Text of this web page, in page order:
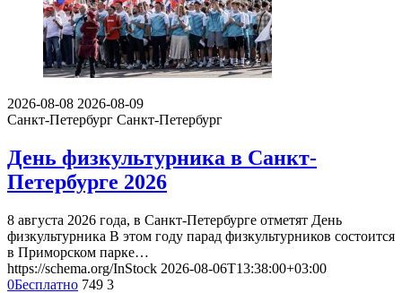
2026-08-08 2026-08-09
Санкт-Петербург Санкт-Петербург
День физкультурника в Санкт-
Петербурге 2026
8 августа 2026 года, в Санкт-Петербурге отметят День
физкультурника В этом году парад физкультурников состоится
в Приморском парке…
https://schema.org/InStock 2026-08-06T13:38:00+03:00
0Бесплатно 749 3